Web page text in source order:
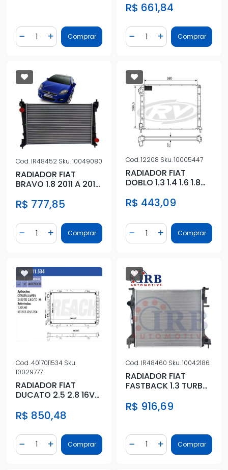
Diminuir Quantidade
Quantidade
Adicionar Quantidade
Comprar
R$ 661,84
Diminuir Quantidade
Quantidade
AdicionarComprar
Cod. IR48452 Sku.10049080
RADIADOR FIAT
BRAVO 1.8 2011 A 2018
R$ 777,85
Diminuir Quantidade
Quantidade
Adicionar Quantidade
Comprar
Cod.12208 Sku.10005447
RADIADOR FIAT
DOBLO 1.3 1.4 1.6 1.8
R$ 443,09
Diminuir Quantidade
Quantidade
AdicionarComprar
Cod.4017011534 Sku.
10029777
RADIADOR FIAT
DUCATO 2.5 2.8 16V
R$ 850,48
Diminuir Quantidade
Quantidade
Adicionar Quantidade
Comprar
Cod. IR48460 Sku.10042186
RADIADOR FIAT
FASTBACK 1.3 TURBO
R$ 916,69
Diminuir Quantidade
Quantidade
AdicionarComprar